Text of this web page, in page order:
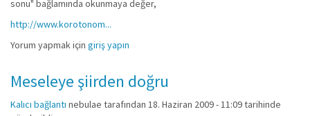
sonu" bağlamında okunmaya değer,
http://www.korotonom...
Yorum yapmak için giriş yapın
Meseleye şiirden doğru
Kalıcı bağlantı nebulae tarafından 18. Haziran 2009 - 11:09 tarihinde